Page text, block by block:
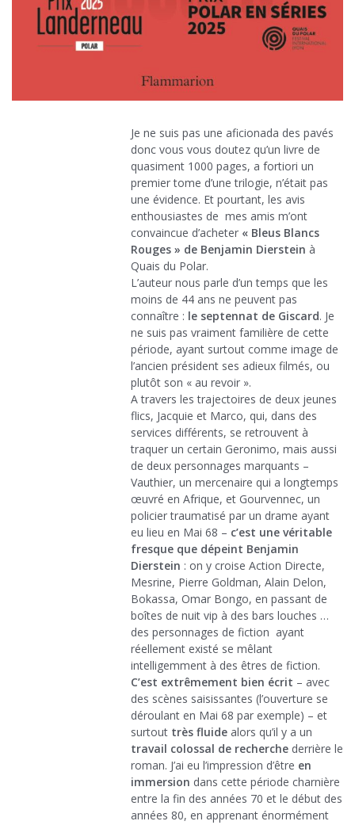
Je ne suis pas une aficionada des pavés
donc vous vous doutez qu’un livre de
quasiment 1000 pages, a fortiori un
premier tome d’une trilogie, n’était pas
une évidence. Et pourtant, les avis
enthousiastes de mes amis m’ont
convaincue d’acheter « Bleus Blancs
Rouges » de Benjamin Dierstein à
Quais du Polar.
L’auteur nous parle d’un temps que les
moins de 44 ans ne peuvent pas
connaître : le septennat de Giscard. Je
ne suis pas vraiment familière de cette
période, ayant surtout comme image de
l’ancien président ses adieux filmés, ou
plutôt son « au revoir ».
A travers les trajectoires de deux jeunes
flics, Jacquie et Marco, qui, dans des
services différents, se retrouvent à
traquer un certain Geronimo, mais aussi
de deux personnages marquants –
Vauthier, un mercenaire qui a longtemps
œuvré en Afrique, et Gourvennec, un
policier traumatisé par un drame ayant
eu lieu en Mai 68 – c’est une véritable
fresque que dépeint Benjamin
Dierstein : on y croise Action Directe,
Mesrine, Pierre Goldman, Alain Delon,
Bokassa, Omar Bongo, en passant de
boîtes de nuit vip à des bars louches …
des personnages de fiction ayant
réellement existé se mêlant
intelligemment à des êtres de fiction.
C’est extrêmement bien écrit – avec
des scènes saisissantes (l’ouverture se
déroulant en Mai 68 par exemple) – et
surtout très fluide alors qu’il y a un
travail colossal de recherche derrière le
roman. J’ai eu l’impression d’être en
immersion dans cette période charnière
entre la fin des années 70 et le début des
années 80, en apprenant énormément